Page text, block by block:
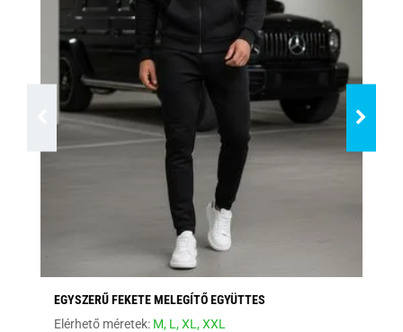
EGYSZERŰ FEKETE MELEGÍTŐ EGYÜTTES
Elérhető méretek: M, L,XL,XXL